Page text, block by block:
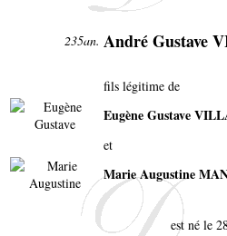
235an. André Gustave
fils légitime de
Eugène Gustave
et
Marie Augustine
est né le